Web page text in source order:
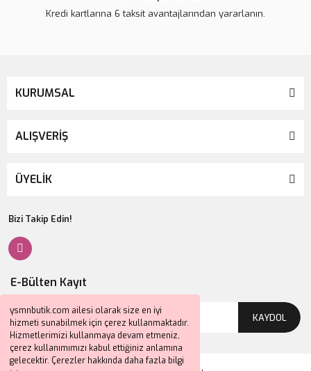
ysmnbutik.com ailesi olarak size en iyi
hizmeti sunabilmek için çerez kullanmaktadır.
Hizmetlerimizi kullanmaya devam etmeniz,
çerez kullanımımızı kabul ettiğiniz anlamına
gelecektir. Çerezler hakkında daha fazla bilgi
Kredi kartlarına 6 taksit avantajlarından yararlanın.
KURUMSAL
ALIŞVERİŞ
ÜYELİK
Bizi Takip Edin!
E-Bülten Kayıt
KAYDOL